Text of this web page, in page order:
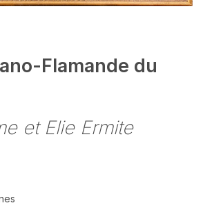
Flamande du
et Elie Ermite